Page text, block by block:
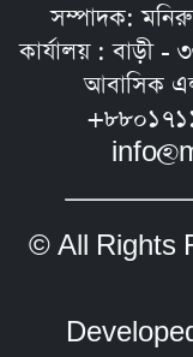
সম্পাদক:
কার্যালয় : বাড়ী -
আবাসিক
© All Rights